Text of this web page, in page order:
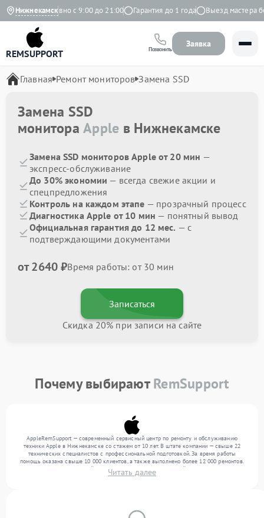
Нижнекамск
Ежедневно с 9:00 до 21:00 Гарантия до 1 года Выезд мастера
REMSUPPORT Позвонить
Заявка
Главная Ремонт мониторов Замена SSD
Замена SSD
монитораApple в Нижнекамске
Замена SSD мониторов Apple от 20 мин —
экспресс-обслуживание
До 30% экономии — всегда свежие акции и
спецпредложения
Контроль на каждом этапе — прозрачный процесс
Диагностика Apple от 10 мин — понятный вывод
Официальная гарантия до 12 мес. — с
подтверждающими документами
от 2640 ₽Время работы: от 30 мин
Записаться
Скидка 20% при записи на сайте
Почему выбираютRemSupport
AppleRemSupport — современный сервисный центр по ремонту и обслуживанию
техники Apple в Нижнекамске со стажем от 10 лет. В штате компании — свыше 22
технических специалистов с профессиональной подготовкой. За время работы
помощь оказана свыше 10 000 клиентов, а также выполнено более 12 000 ремонтов.
Ежемесячно в сервисный центр поступает более 300 устройств, включая , , . Мы
беремся за задачи любой сложности и обеспечиваем надежный результат благодаря
Читать далее